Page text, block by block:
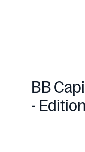
BB
-